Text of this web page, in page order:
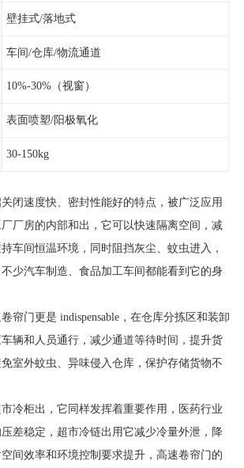
壁挂式/落地式
车间/仓库/物流通道
10%-30%（视窗）
表面喷塑/阳极氧化
30-150kg
闭速度快、密封性能好的特点，被广泛应用
厂房的内部和出，它可以快速隔离空间，减
车间恒温环境，同时阻挡灰尘、蚊虫进入，
少汽车制造、食品加工车间都能看到它的身
帘门更是 indispensable，在仓库分拣区和装卸
辆和人员通行，减少通道等待时间，提升货
室外蚊虫、异味侵入仓库，保护存储货物不
冷柜出，它同样发挥着重要作用，医药行业
差稳定，超市冷链出用它减少冷量外泄，降
间效率和环境控制要求提升，高速卷帘门的